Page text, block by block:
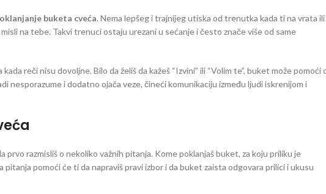
buketa cveća. Nema lepšeg i trajnijeg utiska od trenutka kada ti na vrata ili
na tebe. Takvi trenuci ostaju urezani u sećanje i često znače više od same
reči nisu dovoljne. Bilo da želiš da kažeš “Izvini” ili “Volim te”, buket može pomoći
nesporazume i dodatno ojača veze, čineći komunikaciju između ljudi iskrenijom i
prvo razmisliš o nekoliko važnih pitanja. Kome poklanjaš buket, za koju priliku je
pomoći će ti da napraviš pravi izbor i da buket zaista odgovara prilici i ukusu